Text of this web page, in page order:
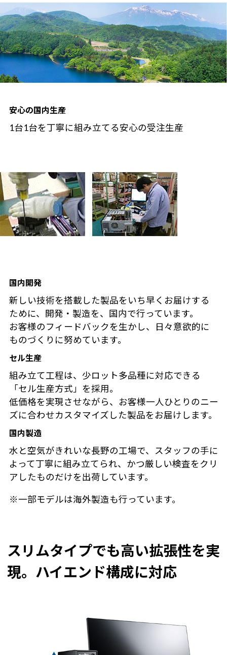
安心の国内生産
1台1台を丁寧に組み立てる安心の受注生産
国内開発
新しい技術を搭載した製品をいち早くお届けする
ために、開発・製造を、国内で行っています。
お客様のフィードバックを生かし、日々意欲的に
ものづくりに努めています。
セル生産
組み立て工程は、少ロット多品種に対応できる
「セル生産方式」を採用。
低価格を実現させながら、お客様一人ひとりのニー
ズに合わせカスタマイズした製品をお届けします。
国内製造
水と空気がきれいな長野の工場で、スタッフの手に
よって丁寧に組み立てられ、かつ厳しい検査をクリ
アしたものだけを出荷しています。
※一部モデルは海外製造も行っています。
スリムタイプでも高い拡張性を実
現。ハイエンド構成に対応